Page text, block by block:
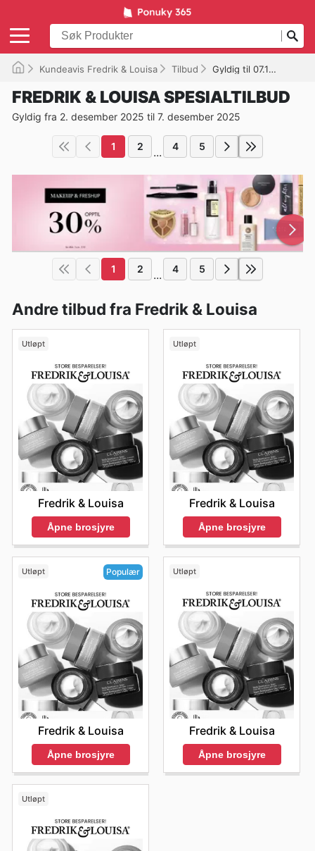
Kundeavis Fredrik & Louisa Tilbud Gyldig til 07.12.2025
FREDRIK & LOUISA SPESIALTILBUD
Gyldig fra 2. desember 2025 til 7. desember 2025
1 2 ... 4 5
1 2 ... 4 5
Andre tilbud fra Fredrik & Louisa
Utløpt
Fredrik & Louisa
Åpne brosjyre
Utløpt
Fredrik & Louisa
Åpne brosjyre
Utløpt Populær
Fredrik & Louisa
Åpne brosjyre
Utløpt
Fredrik & Louisa
Åpne brosjyre
Utløpt